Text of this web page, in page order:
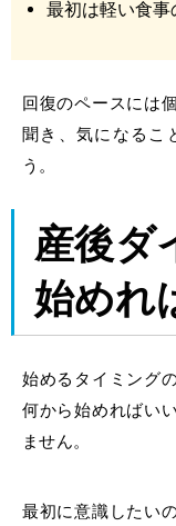
最初は軽い食
回復のペースには
聞き、気になるこ
う。
産後ダ
始めれ
始めるタイミング
何から始めればい
ません。
最初に意識したい